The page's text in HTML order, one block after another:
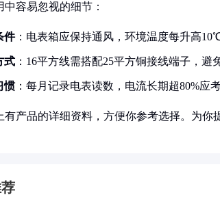
中容易忽视的细节：
件：电表箱应保持通风，环境温度每升高
式 ：16平方线需搭配25平方铜接线端子，避
惯：每月记录电表读数，电流长期超80%应
有产品的详细资料，方便你参考选择。为你